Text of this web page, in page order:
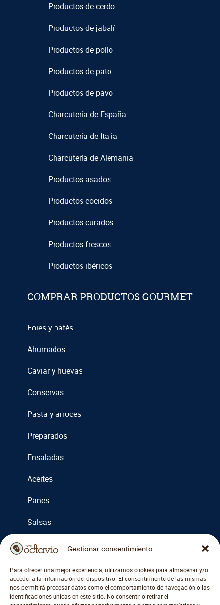
Gestionar consentimiento
Para ofrecer una mejor experiencia, utilizamos cookies para almacenar y/o
acceder a la información del dispositivo. El consentimiento de las mismas
nos permitirá procesar datos como el comportamiento de navegación o las
identificaciones únicas en este sitio. No consentir o retirar el
Productos de cerdo
Productos de jabalí
Productos de pollo
Productos de pato
Productos de pavo
Charcutería de España
Charcutería de Italia
Charcutería de Alemania
Productos asados
Productos cocidos
Productos curados
Productos frescos
Productos ibéricos
COMPRAR PRODUCTOS GOURMET
Foies y patés
Ahumados
Caviar y huevas
Conservas
Pasta y arroces
Preparados
Ensaladas
Aceites
Panes
Salsas
Cremas
Miel y mermeladas
Otros